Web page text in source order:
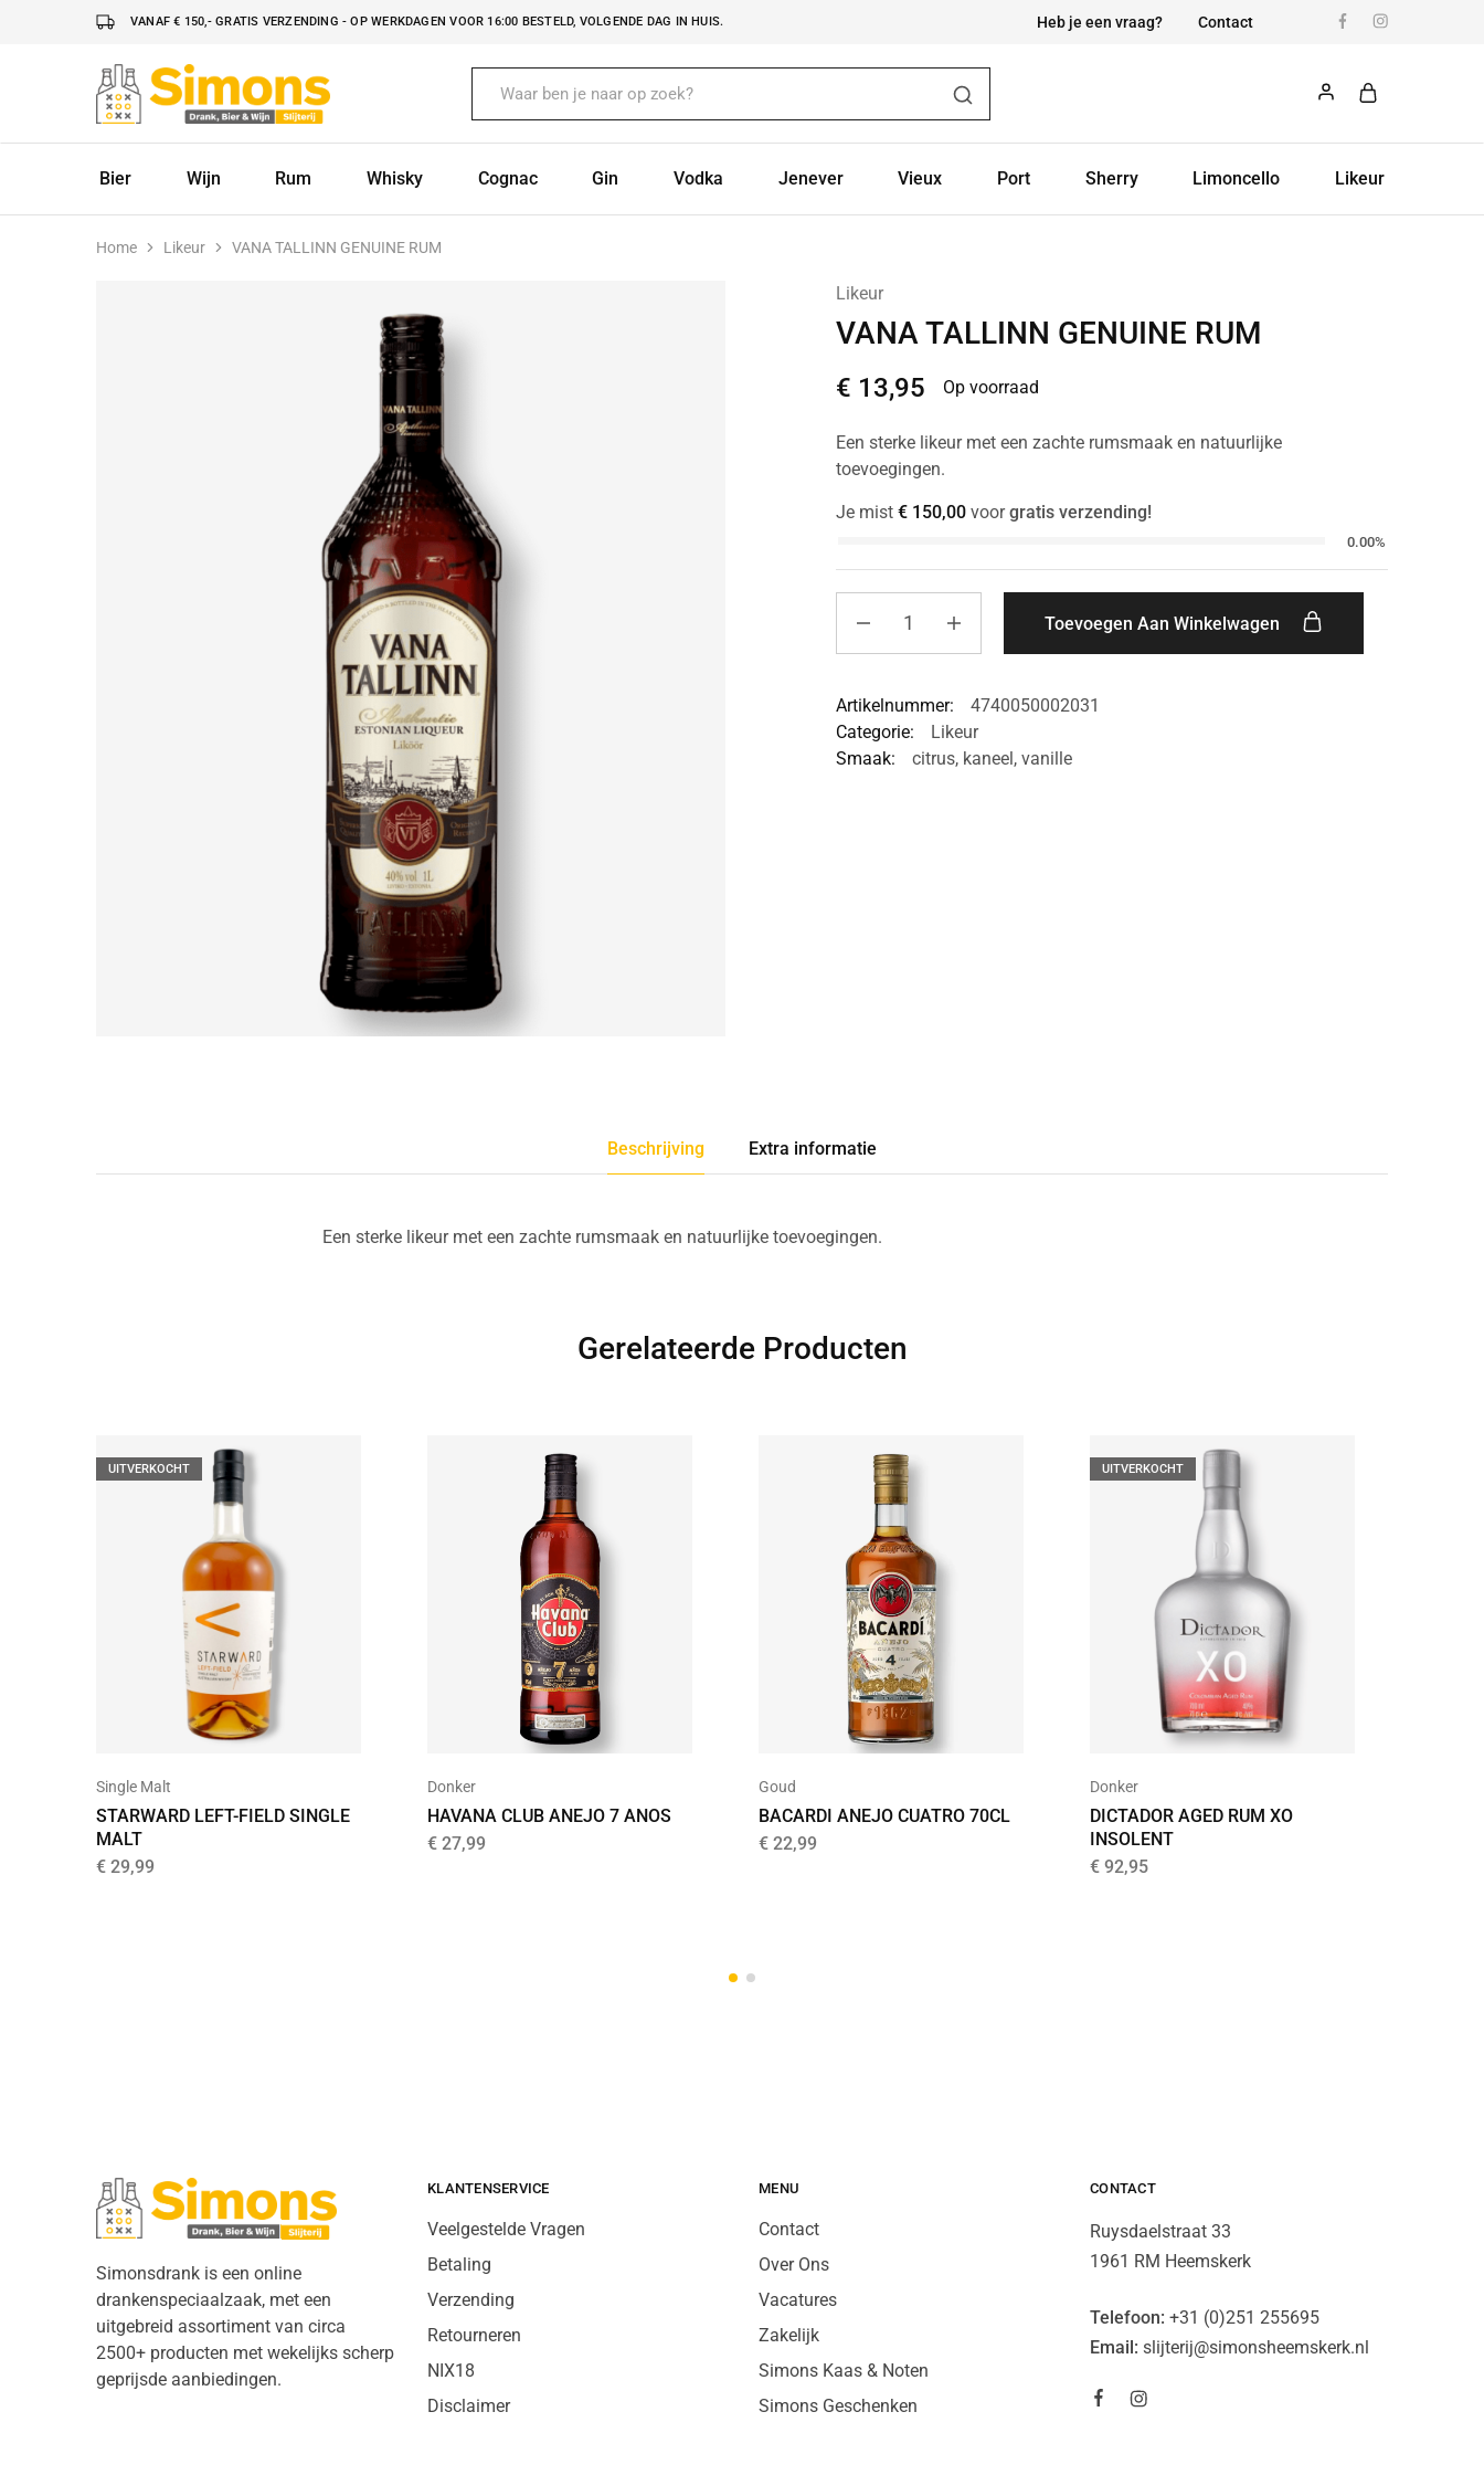
VANAF € 150,- GRATIS VERZENDING - OP WERKDAGEN VOOR 16:00 BESTELD, VOLGENDE DAG IN HUIS. Heb je een vraag? Contact
Simonsdrank.nl
Drank,
Bier
Bier
Wijn Rum Whisky Cognac Gin Vodka Jenever Vieux Port Sherry Limoncello Likeur
Home Likeur VANA TALLINN GENUINE RUM
Likeur
VANA TALLINN GENUINE RUM
€ 13,95 Op voorraad
Een sterke likeur met een zachte rumsmaak en natuurlijke
toevoegingen.
Je mist €150,00voorgratis verzending!
0.00%
Toevoegen Aan Winkelwagen
Artikelnummer:
4740050002031
Categorie:
Likeur
Smaak:
citrus, kaneel, vanille
Beschrijving Extra informatie
Een sterke likeur met een zachte rumsmaak en natuurlijke toevoegingen.
Gerelateerde Producten
UITVERKOCHT
Single Malt
STARWARD LEFT-FIELD SINGLE
MALT
€ 29,99
Donker
HAVANA CLUB ANEJO 7 ANOS
€ 27,99
Goud
BACARDI ANEJO CUATRO 70CL
€ 22,99
UITVERKOCHT
Donker
DICTADOR AGED RUM XO
INSOLENT
€ 92,95
Simonsdrank is een online
drankenspeciaalzaak, met een
uitgebreid assortiment van circa
2500+ producten met wekelijks scherp
geprijsde aanbiedingen.
KLANTENSERVICE
Veelgestelde Vragen
Betaling
Verzending
Retourneren
NIX18
Disclaimer
MENU
Contact
Over Ons
Vacatures
Zakelijk
Simons Kaas & Noten
Simons Geschenken
CONTACT
Ruysdaelstraat 33
1961 RM Heemskerk
Telefoon: +31 (0)251 255695
Email: slijterij@simonsheemskerk.nl